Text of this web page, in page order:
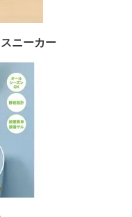
ニーカー